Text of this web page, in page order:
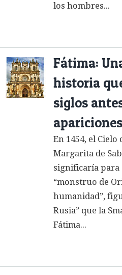
los hombres...
Fátima:
historia
siglos
apariciones
En 1454, el
Margarita de
significaría para
“monstruo de
humanidad”,
Rusia” que la
Fátima...